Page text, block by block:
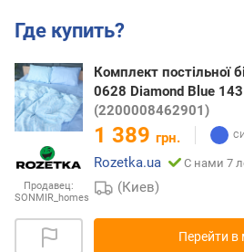
Где купить?
Продавец:
SONMIR_homes
Комплект постільної
0628 Diamond Blue
(2200008462901)
1 389 грн.
Rozetka.ua
С нами 7
(Киев)
Перейти в